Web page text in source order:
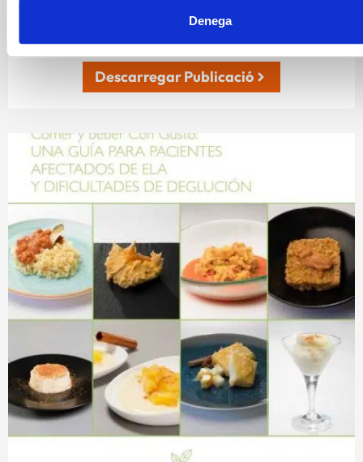
Denega
Descarregar Publicació